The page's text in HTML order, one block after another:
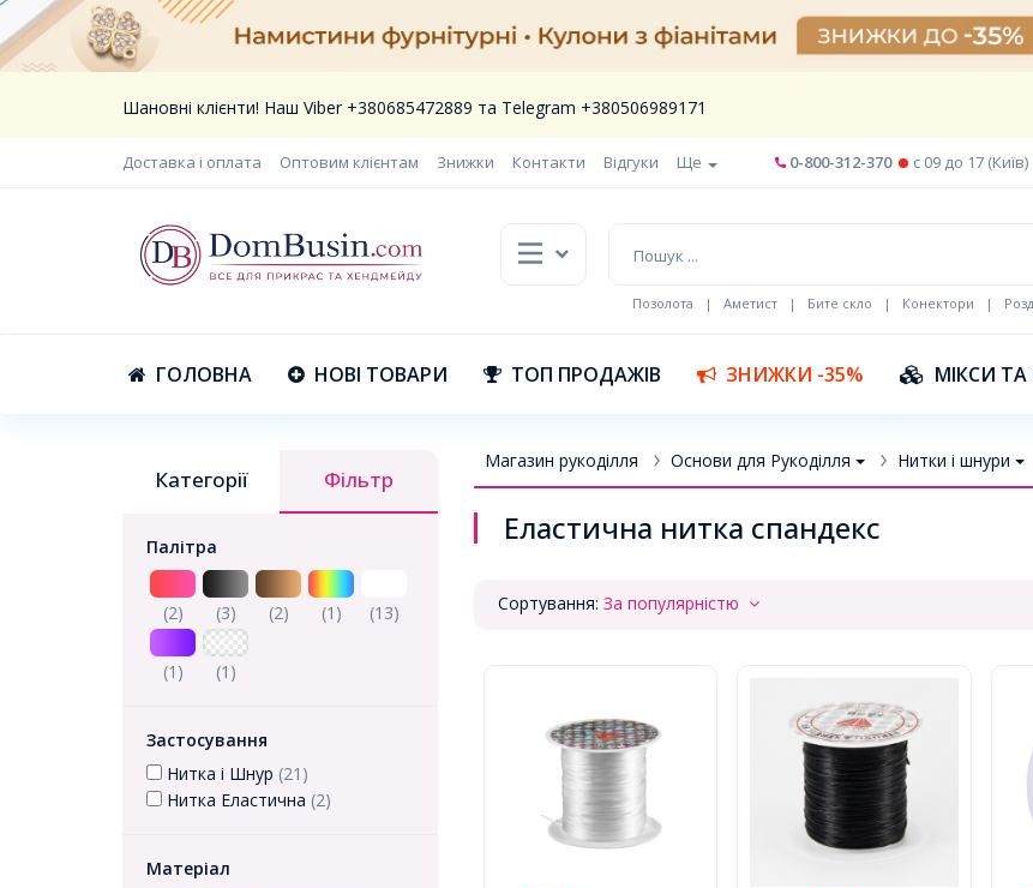
Шановні клієнти! Наш Viber +380685472889 та Telegram +380506989171
Доставка і оплата Оптовим клієнтам Знижки Контакти Відгуки Ще 0-800-312-370 c 09 до 17 (Київ)
Позолота | Аметист | Бите скло | Конектори |
ГОЛОВНА НОВІ ТОВАРИ ТОП ПРОДАЖІВ ЗНИЖКИ -35% МІКСИ
Категорії Фільтр
Палітра
(2) (3) (2) (1) (13)
(1) (1)
Застосування
Нитка і Шнур (21)
Нитка Еластична (2)
Матеріал
Магазин рукоділля Основи для Рукоділля Нитки і шнури
Еластична нитка спандекс
Сортування: За популярністю